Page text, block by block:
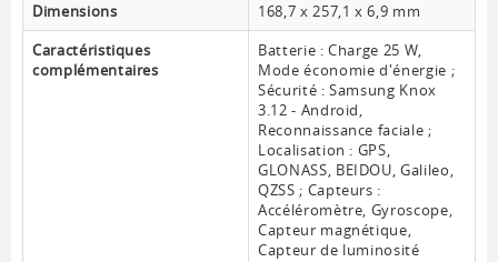
Dimensions
168,7 x 257,1 x 6,9 mm
Caractéristiques
complémentaires
Batterie : Charge 25 W,
Mode économie d'énergie ;
Sécurité : Samsung Knox
3.12 - Android,
Reconnaissance faciale ;
Localisation : GPS,
GLONASS, BEIDOU, Galileo,
QZSS ; Capteurs :
Accéléromètre, Gyroscope,
Capteur magnétique,
Capteur de luminosité